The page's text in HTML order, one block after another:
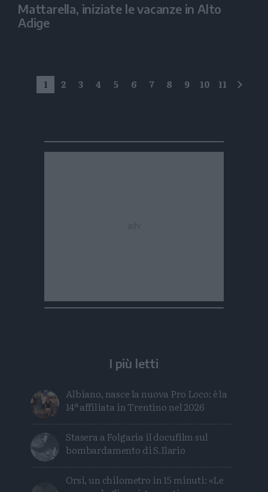
Mattarella, iniziate le vacanze in Alto
Adige
1 2 3 4 5 6 7 8 9 10 11
I più letti
Albiano, nasce la nuova Pro Loco: è la
14ª affiliata in Trentino nel 2026
Stasera a Folgaria il docufilm sul
bombardamento di S.Ilario
Orsi, un chilometro in 15 minuti: «Le